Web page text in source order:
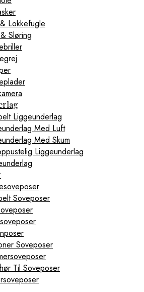
Lokkefugle
Sløring
Liggeunderlag
Med Luft
Med Skum
Liggeunderlag
Soveposer
Soveposer
Til Soveposer